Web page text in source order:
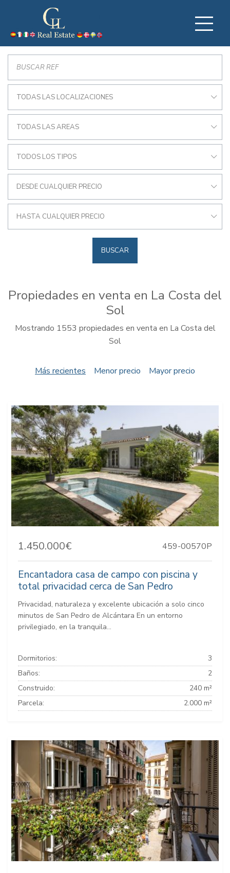
TODAS LAS LOCALIZACIONES
TODAS LAS AREAS
TODOS LOS TIPOS
DESDE CUALQUIER PRECIO
HASTA CUALQUIER PRECIO
BUSCAR
Propiedades en venta en La Costa del
Sol
Mostrando 1553 propiedades en venta en La Costa del
Sol
Más recientes Menor precio Mayor precio
1.450.000€ 459-00570P
Encantadora casa de campo con piscina y
total privacidad cerca de San Pedro
Privacidad, naturaleza y excelente ubicación a solo cinco
minutos de San Pedro de Alcántara En un entorno
privilegiado, en la tranquila...
Dormitorios:
3
Baños:
2
Construido:
240 m²
Parcela:
2.000 m²